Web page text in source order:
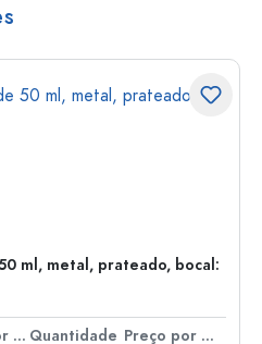
ml, metal, prateado, bocal:
Preço por peça Quantidade
Preço por peça